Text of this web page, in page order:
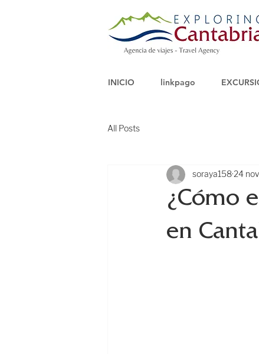
INICIO linkpago
All Posts
¿Cómo
en
soraya15824